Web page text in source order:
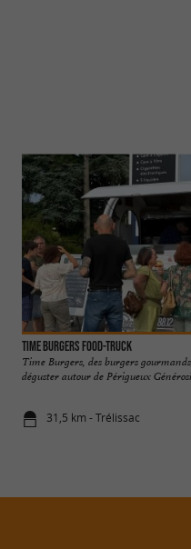
Time Burgers Food-Truck
Time Burgers, des burgers
déguster autour de Périgueux
31,5 km - Trélissac